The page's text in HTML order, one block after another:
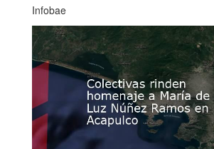
Infobae